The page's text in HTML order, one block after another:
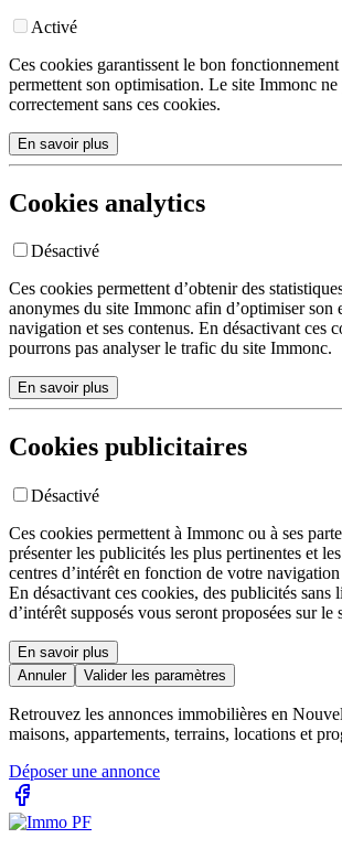
Activé
Ces cookies garantissent le bon
permettent son optimisation. Le site Immonc
correctement sans ces cookies.
En savoir plus
Cookies analytics
Désactivé
Ces cookies permettent d’obtenir des
anonymes du site Immonc afin d’optimiser son
navigation et ses contenus. En désactivant ces
pourrons pas analyser le trafic du site Immonc.
En savoir plus
Cookies publicitaires
Désactivé
Ces cookies permettent à Immonc ou à ses
présenter les publicités les plus pertinentes et
centres d’intérêt en fonction de votre
En désactivant ces cookies, des publicités sans
d’intérêt supposés vous seront proposées sur le
En savoir plus
Annuler
Valider les paramètres
Retrouvez les annonces immobilières en
maisons, appartements, terrains, locations et
Déposer une annonce